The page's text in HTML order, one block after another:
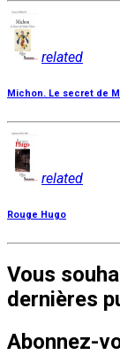
related
Michon. Le secret de
related
Rouge Hugo
Vous
dernières
Abonnez-